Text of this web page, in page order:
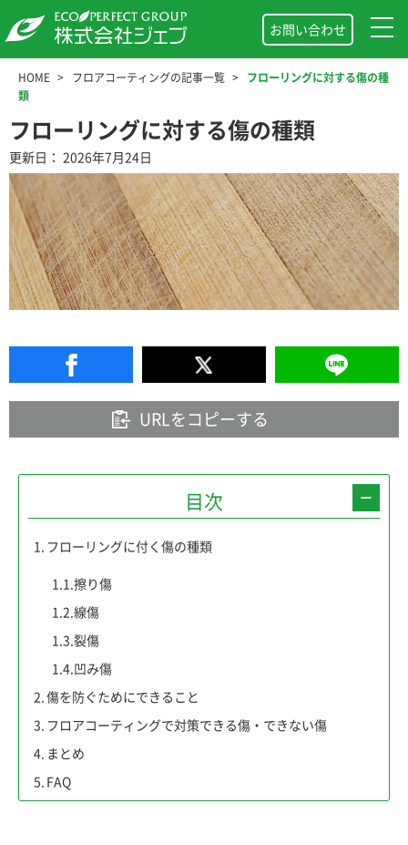
お問い合わせ
HOME フロアコーティングの記事一覧
フローリングに対する傷の種
類
フローリングに対する傷の種類
更新日： 2026年7月24日
URLをコピーする
目次
1. フローリングに付く傷の種類
1.1.擦り傷
1.2.線傷
1.3.裂傷
1.4.凹み傷
2.傷を防ぐためにできること
3. フロアコーティングで対策できる傷・できない傷
4. まとめ
5. FAQ